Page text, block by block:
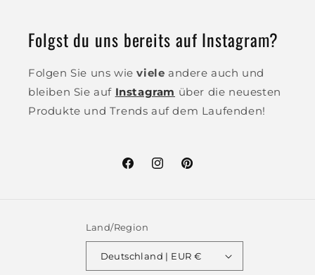
Folgst du uns bereits auf Instagram?
Folgen Sie uns wieviele andere auch und
bleiben Sie auf Instagram über die neuesten
Produkte und Trends auf dem Laufenden!
FacebookInstagramPinterest
Land/Region
Deutschland | EUR €